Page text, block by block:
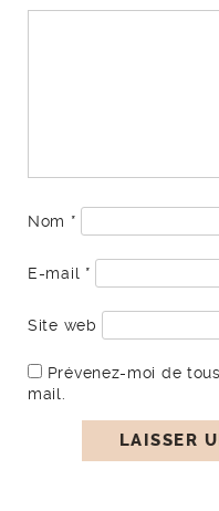
Nom *
E-mail *
Site web
Prévenez-moi de
mail.